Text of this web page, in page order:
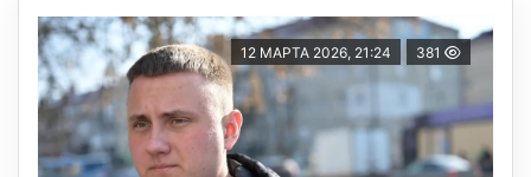
12 МАРТА 2026, 21:24 381